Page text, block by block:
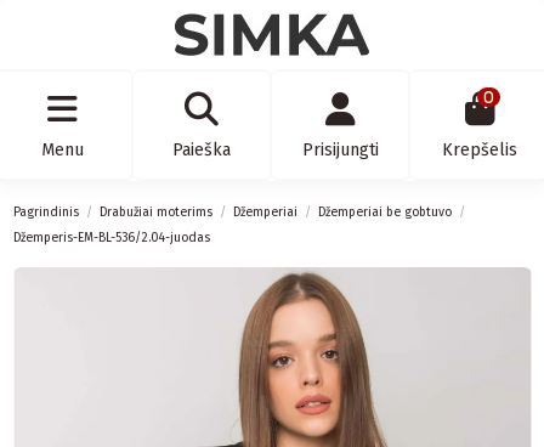
Menu Paieška Prisijungti
0
Krepšelis
Pagrindinis Drabužiai moterims Džemperiai
Džemperiai be gobtuvo
Džemperis-EM-BL-536/2.04-juodas